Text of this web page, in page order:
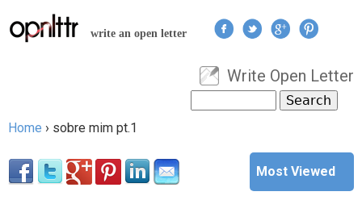
Jump to navigation
write an open letter
User menu
Write Open Letter
Search form
Home › sobre mim pt.1
Most Viewed